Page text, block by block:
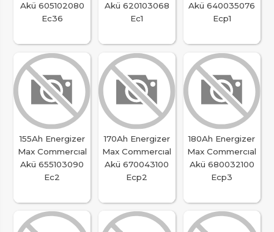
Akü 605102080
Ec36
Akü 620103068
Ec1
Akü 640035076
Ecp1
155Ah Energizer
Max Commercıal
Akü 655103090
Ec2
170Ah Energizer
Max Commercıal
Akü 670043100
Ecp2
180Ah Energizer
Max Commercıal
Akü 680032100
Ecp3